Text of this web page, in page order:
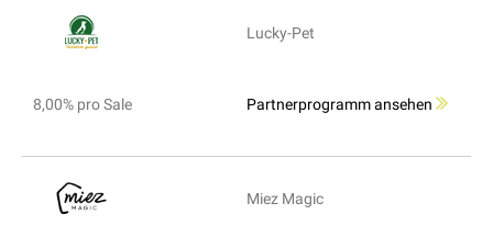
Lucky-Pet
8,00% pro Sale Partnerprogramm ansehen
Miez Magic